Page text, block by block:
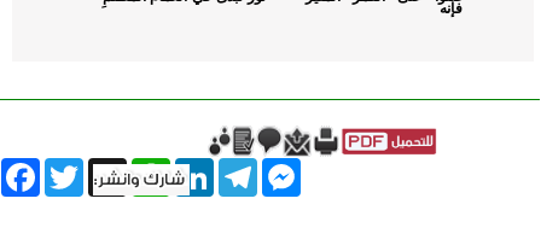
فإنه
Twitter X
WhatsAppLinkedInTelegram
Messenger